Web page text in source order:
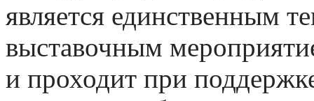
является единственным
выставочным
и проходит при